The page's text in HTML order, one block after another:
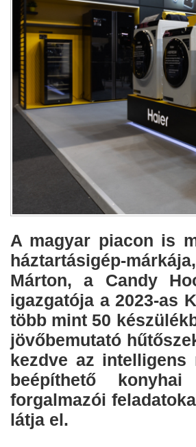
A magyar piacon is
háztartásigép-
Márton, a Candy
igazgatója a 2023-as
több mint 50
jövőbemutató
kezdve az intelligens
beépíthető
forgalmazói
látja el.